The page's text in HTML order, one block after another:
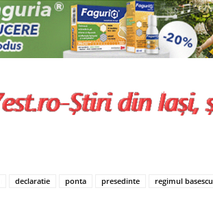
declaratie ponta presedinte regimul basescu